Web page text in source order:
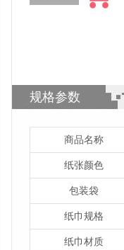
规格参数
商品名称
纸张颜色
包装袋
纸巾规格
纸巾材质